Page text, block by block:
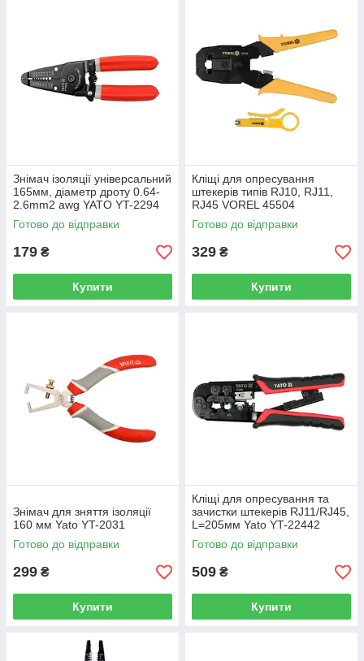
Знімач ізоляції універсальний
165мм, діаметр дроту 0.64-
2.6mm2 awg YATO YT-2294
Готово до відправки
179 ₴
Купити
Кліщі для опресування
штекерів типів RJ10, RJ11,
RJ45 VOREL 45504
Готово до відправки
329 ₴
Купити
Знімач для зняття ізоляції
160 мм Yato YT-2031
Готово до відправки
299 ₴
Купити
Кліщі для опресування та
зачистки штекерів RJ11/RJ45,
L=205мм Yato YT-22442
Готово до відправки
509 ₴
Купити